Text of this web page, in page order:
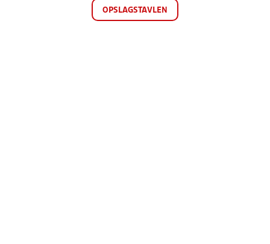
OPSLAGSTAVLEN